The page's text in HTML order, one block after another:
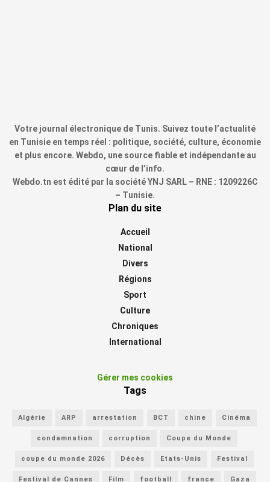
Votre journal électronique de Tunis. Suivez toute l’actualité
en Tunisie en temps réel : politique, société, culture, économie
et plus encore. Webdo, une source fiable et indépendante au
cœur de l’info.
Webdo.tn est édité par la société YNJ SARL – RNE : 1209226C
– Tunisie.
Plan du site
Accueil
National
Divers
Régions
Sport
Culture
Chroniques
International
Gérer mes cookies
Tags
Algérie ARP arrestation BCT chine Cinéma
condamnation corruption Coupe du Monde
coupe du monde 2026 Décès Etats-Unis Festival
Festival de Cannes Film football france Gaza